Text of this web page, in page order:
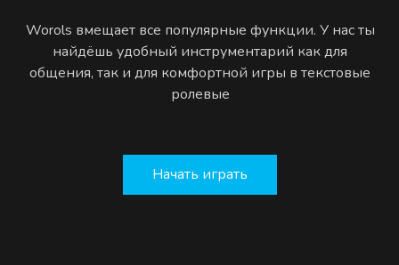
Worols вмещает все популярные функции. У нас ты
найдёшь удобный инструментарий как для
общения, так и для комфортной игры в текстовые
ролевые
Начать играть